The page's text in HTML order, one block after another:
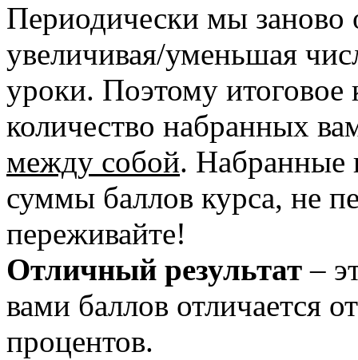
Периодически мы заново
увеличивая/уменьшая
уроки. Поэтому итоговое
количество набранных
между собой. Набранные
суммы баллов курса, не
переживайте!
Отличный результат –
вами баллов отличается
процентов.